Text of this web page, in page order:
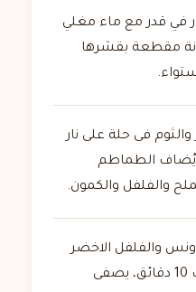
في قدر مع ماء مغلي
مقطعة بقشرها
فى حلة على نار
يُضاف الطماطم
والفلفل والكمون.
والفلفل الاخضر
بعد ان يقطع جيدا يترك 10 دقائق، يصفى